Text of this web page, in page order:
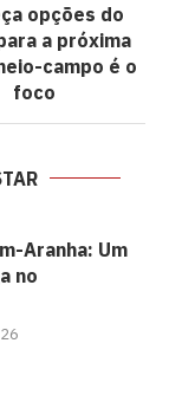
opções do
a próxima
campo é o
foco
Aranha: Um
no